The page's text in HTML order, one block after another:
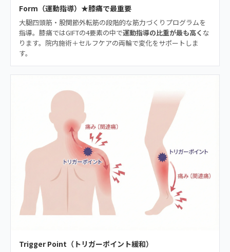
Form（運動指導）★膝痛で最重要
大腿四頭筋・股関節外転筋の段階的な筋力づくりプログラムを
指導。膝痛ではGIFTの4要素の中で運動指導の比重が最も高く な
ります。院内施術＋セルフケアの両輪で変化をサポートしま
す。
Trigger Point（トリガーポイント緩和）